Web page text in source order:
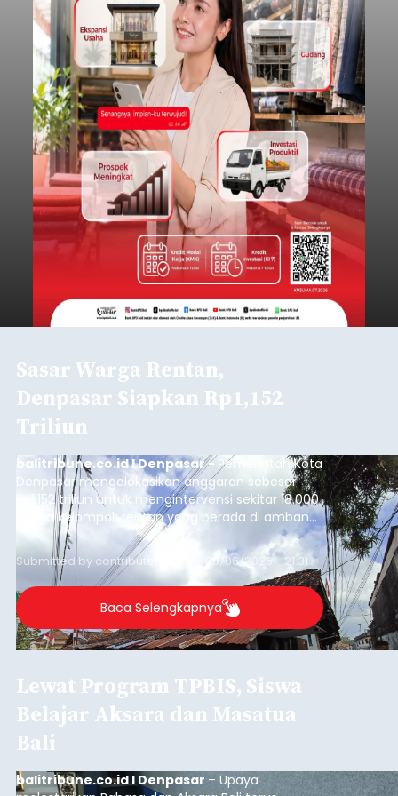
Sasar Warga Rentan,
Denpasar Siapkan Rp1,152
Triliun
balitribune.co.id I Denpasar - Pemerintah Kota
Denpasar mengalokasikan anggaran sebesar
Rp1,152 triliun untuk mengintervensi sekitar 18.000
warga kelompok rentan yang berada di ambang
garis kemiskinan. Langkah strategis ini diambil
guna menjaga masyarakat yang berada pada
kelompok desil 5 dan 6 tersebut agar tidak
merosot ke kategori miskin.
Submitted by contributor Thu, 08/06/2026 - 21:31
Baca Selengkapnya
Lewat Program TPBIS, Siswa
Belajar Aksara dan Masatua
Bali
balitribune.co.id I Denpasar – Upaya